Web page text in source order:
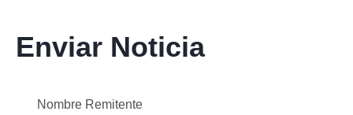
Enviar Noticia
Nombre Remitente